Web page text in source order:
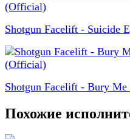
Shotgun Facelift - Suicide
Shotgun Facelift - Bury
Похожие